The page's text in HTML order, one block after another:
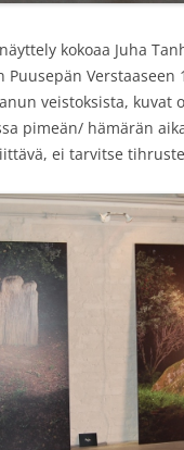
kokoaa Juha
Puusepän Verstaaseen
veistoksista, kuvat
pimeän/ hämärän
ei tarvitse